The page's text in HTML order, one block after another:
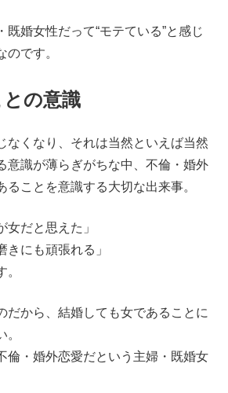
既婚女性だって“モテている”と感じ
のです。
の意識
なくなり、それは当然といえば当然
意識が薄らぎがちな中、不倫・婚外
ることを意識する大切な出来事。
女だと思えた」
きにも頑張れる」
だから、結婚しても女であることに
倫・婚外恋愛だという主婦・既婚女